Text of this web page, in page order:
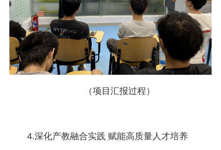
（项目汇报过程）
4.深化产教融合实践 赋能高质量人才培养